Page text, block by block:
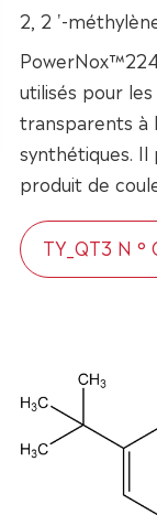
2, 2 '-
utilisés pour
transparents à
synthétiques.
produit de
TY_QT3 N °